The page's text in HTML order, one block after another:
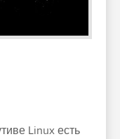
Linux есть